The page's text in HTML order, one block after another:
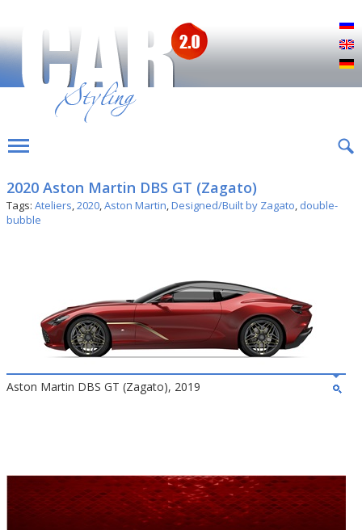
2020 Aston Martin DBS GT (Zagato)
Tags: Ateliers,2020,Aston Martin,Designed/Built by Zagato, double-
bubble
Aston Martin DBS GT (Zagato), 2019